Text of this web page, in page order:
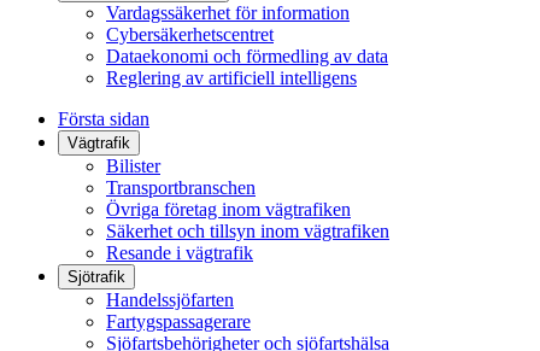
Vardagssäkerhet för information
Cybersäkerhetscentret
Dataekonomi och förmedling av data
Reglering av artificiell intelligens
Första sidan
Vägtrafik
Bilister
Transportbranschen
Övriga företag inom vägtrafiken
Säkerhet och tillsyn inom vägtrafiken
Resande i vägtrafik
Sjötrafik
Handelssjöfarten
Fartygspassagerare
Sjöfartsbehörigheter och sjöfartshälsa